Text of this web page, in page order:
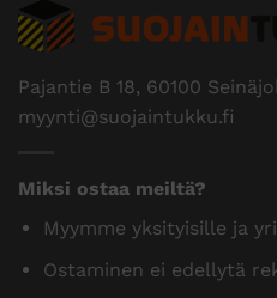
Pajantie B 18, 60100
myynti@suojaintukku.fi
Miksi ostaa meiltä?
Myymme yksityisille ja
Ostaminen ei edellytä